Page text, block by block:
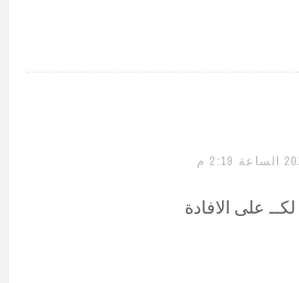
على الافادة